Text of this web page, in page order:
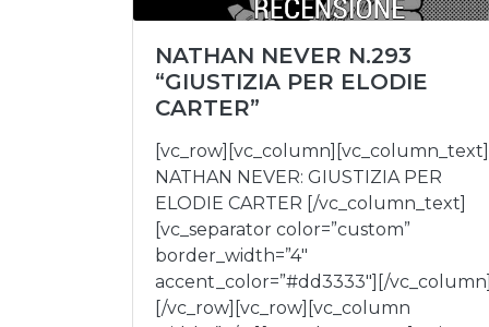
NATHAN NEVER N.293
“GIUSTIZIA PER ELODIE
CARTER”
[vc_row][vc_column][vc_column_text]
NATHAN NEVER: GIUSTIZIA PER
ELODIE CARTER [/vc_column_text]
[vc_separator color=”custom”
border_width=”4″
accent_color=”#dd3333″][/
[/vc_row][vc_row][vc_column